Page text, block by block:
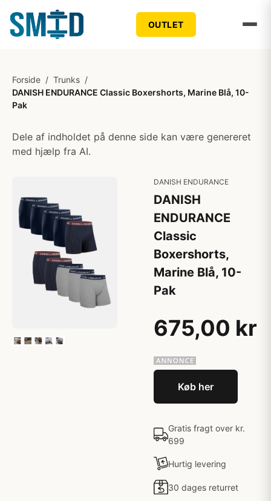
OUTLET
Forside / Trunks /
DANISH ENDURANCE Classic Boxershorts, Marine Blå, 10-
Pak
Dele af indholdet på denne side kan være genereret
med hjælp fra AI.
DANISH ENDURANCE
DANISH
ENDURANCE
Classic
Boxershorts,
Marine Blå, 10-
Pak
675,00 kr
Køb her
Gratis fragt over kr.
699
Hurtig levering
30 dages returret